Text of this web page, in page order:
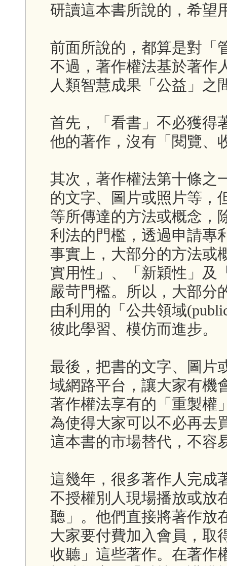
研讀這本書所說的，希望
前面所說的，都算是對「
不過，著作權法基於著作
人類智慧成果「公益」之
首先，「看書」不必獲得
他的著作，沒有「閱覽、
其次，著作權法第十條之
的文字、圖片或照片等，
等所傳達的方法或概念，
利法的門檻，透過申請專
事實上，大部分的方法或
實用性」、「新穎性」及
嚴苛門檻。所以，大部分
由利用的「公共領域
彼此學習、模仿而進步。
最後，把書的文字、圖片
域網路平台，讓大家有機
著作權法享有的「重製權
為使得大家可以不必再去
這本書的市場替代，不容
這幾年，很多著作人完成
不授權別人現場播放或放
聽」。他們直接將著作放
大家要付費加入會員，取
收聽」這些著作。在著作